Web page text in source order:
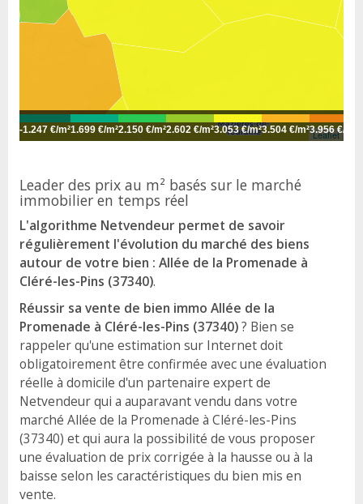
Leaflet
-1.247 €/m²1.699 €/m²2.150 €/m²2.602 €/m²3.053 €/m²3.504 €/m²3.956 €/m²
Leader des prix au m² basés sur le marché
immobilier en temps réel
L'algorithme Netvendeur permet de savoir
régulièrement l'évolution du marché des biens
autour de votre bien : Allée de la Promenade à
Cléré-les-Pins (37340).
Réussir sa vente de bien immo Allée de la
Promenade à Cléré-les-Pins (37340)? Bien se
rappeler qu'une estimation sur Internet doit
obligatoirement être confirmée avec une évaluation
réelle à domicile d'un partenaire expert de
Netvendeur qui a auparavant vendu dans votre
marché Allée de la Promenade à Cléré-les-Pins
(37340) et qui aura la possibilité de vous proposer
une évaluation de prix corrigée à la hausse ou à la
baisse selon les caractéristiques du bien mis en
vente.